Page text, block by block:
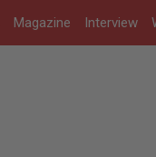
Magazine Interview